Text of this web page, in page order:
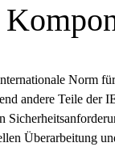
Norm
andere Teile der
Überarbeitung